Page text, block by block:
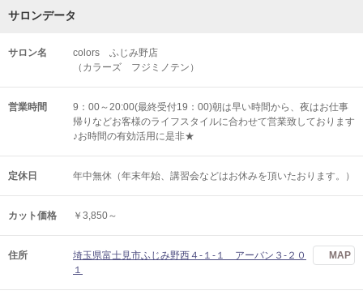
サロンデータ
サロン名
colors ふじみ野店
（カラーズ フジミノテン）
営業時間
9：00～20:00(最終受付19：00)朝は早い時間から、夜はお仕事
帰りなどお客様のライフスタイルに合わせて営業致しております
♪お時間の有効活用に是非★
定休日 年中無休（年末年始、講習会などはお休みを頂いたおります。）
カット価格 ￥3,850～
住所
埼玉県富士見市ふじみ野西４‐１‐１ アーバン３-２０
１
MAP